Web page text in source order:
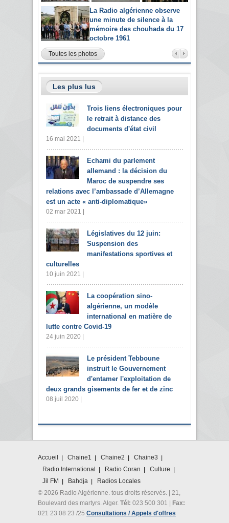
La Radio algérienne observe
une minute de silence à la
mémoire des chouhada du 17
octobre 1961
Toutes les photos
Les plus lus
Trois liens électroniques pour
le retrait à distance des
documents d'état civil
16 mai 2021 |
Echami du parlement
allemand : la décision du
Maroc de suspendre ses
relations avec l’ambassade d’Allemagne
est un acte « anti-diplomatique»
02 mar 2021 |
Législatives du 12 juin:
Suspension des
manifestations sportives et
culturelles
10 juin 2021 |
La coopération sino-
algérienne, un modèle
international en matière de
lutte contre Covid-19
24 juin 2020 |
Le président Tebboune
instruit le Gouvernement
d'entamer l'exploitation de
deux grands gisements de fer et de zinc
08 juil 2020 |
Accueil Chaine1 Chaine2
Chaine3
Radio International
Radio Coran
Culture
Jil FM
Bahdja
Radios Locales
© 2026 Radio Algérienne. tous droits réservés. | 21,
Boulevard des martyrs. Alger. Tél: 023 500 301 | Fax:
021 23 08 23 /25 Consultations / Appels d'offres